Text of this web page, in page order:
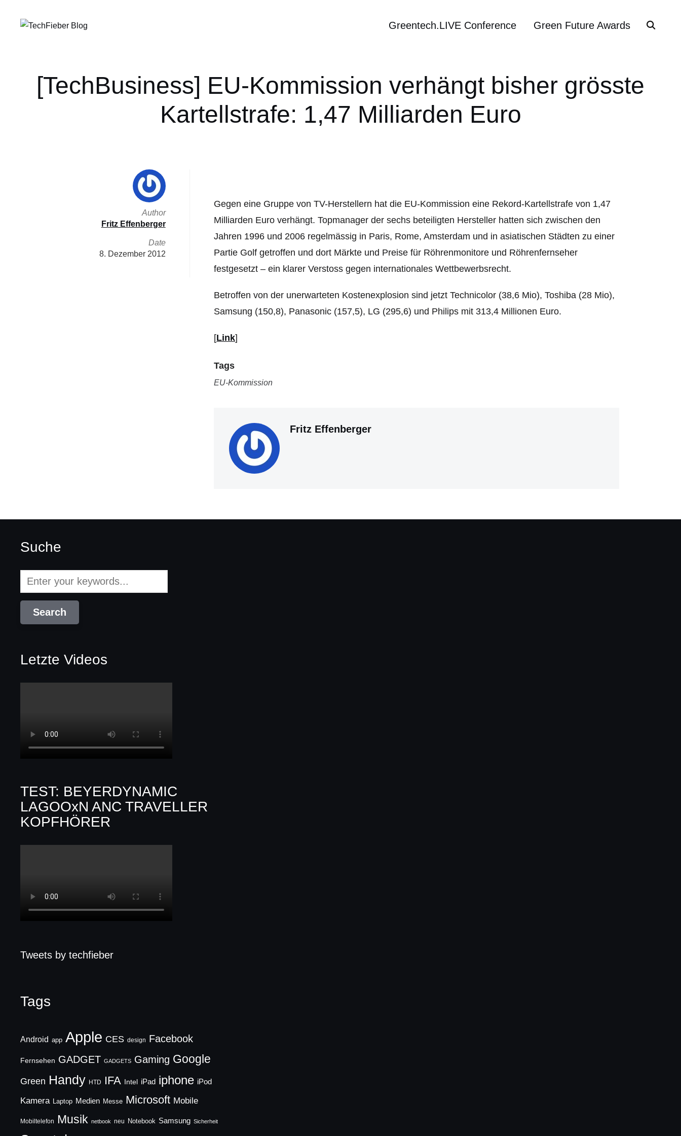
Greentech.LIVE Conference Green Future Awards
[TechBusiness] EU-Kommission verhängt bisher grösste
Kartellstrafe: 1,47 Milliarden Euro
Gegen eine Gruppe von TV-Herstellern hat die EU-Kommission eine Rekord-Kartellstrafe von 1,47
Milliarden Euro verhängt. Topmanager der sechs beteiligten Hersteller hatten sich zwischen den
Jahren 1996 und 2006 regelmässig in Paris, Rome, Amsterdam und in asiatischen Städten zu einer
Partie Golf getroffen und dort Märkte und Preise für Röhrenmonitore und Röhrenfernseher
festgesetzt – ein klarer Verstoss gegen internationales Wettbewerbsrecht.
Betroffen von der unerwarteten Kostenexplosion sind jetzt Technicolor (38,6 Mio), Toshiba (28 Mio),
Samsung (150,8), Panasonic (157,5), LG (295,6) und Philips mit 313,4 Millionen Euro.
[Link]
Tags
EU-Kommission
Fritz Effenberger
Author
Fritz Effenberger
Date
8. Dezember 2012
Suche
Letzte Videos
TEST: BEYERDYNAMIC
LAGOOxN ANC TRAVELLER
KOPFHÖRER
Tweets by techfieber
Tags
Android app Apple CES design Facebook
Fernsehen GADGET GADGETS Gaming Google
Green Handy HTD IFA Intel iPad iphone iPod
Kamera Laptop Medien Messe Microsoft Mobile
Mobiltelefon Musik netbook neu Notebook Samsung Sicherheit